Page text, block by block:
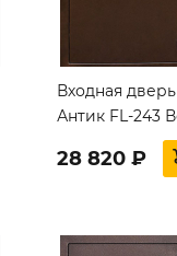
Входная
Антик FL-243
28 820 ₽